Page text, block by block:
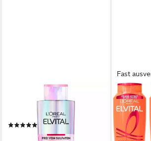
Haarshampoo L'Oréal Paris
Elvital Glycolic Gloss Shampoo
(1)
Fast
L'ORÉAL
Elvital
Repariert